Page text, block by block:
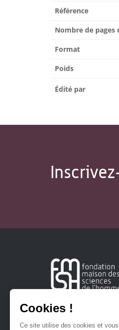
Référence
Nombre de
Format
Poids
Édité par
Créée en 1963, la
soutient la recherche
sciences humaines et